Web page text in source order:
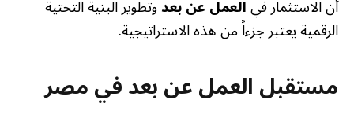
أن الاستثمار فيالعمل عن بعدوتطوير البنية التحتية
الرقمية يعتبر جزءاً من هذه الاستراتيجية.
مستقبل العمل عن بعد في مصر